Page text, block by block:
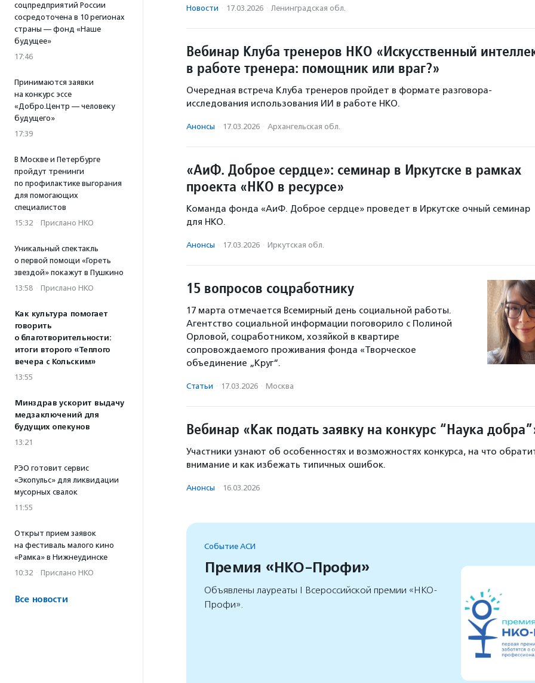
соцпредприятий России
сосредоточена в 10 регионах
страны — фонд «Наше
будущее»
17:46
Принимаются заявки
на конкурс эссе
«Добро.Центр — человеку
будущего»
17:39
В Москве и Петербурге
пройдут тренинги
по профилактике выгорания
для помогающих
специалистов
15:32 · Прислано НКО
Уникальный спектакль
о первой помощи «Гореть
звездой» покажут в Пушкино
13:58 · Прислано НКО
Как культура помогает
говорить
о благотворительности:
итоги второго «Теплого
вечера с Кольским»
13:55
Минздрав ускорит выдачу
медзаключений для
будущих опекунов
13:21
РЭО готовит сервис
«Экопульс» для ликвидации
мусорных свалок
11:55
Открыт прием заявок
на фестиваль малого кино
«Рамка» в Нижнеудинске
10:32 · Прислано НКО
Все новости
Новости · 17.03.2026 · Ленинградская обл.
Вебинар Клуба тренеров НКО «Искусственный
в работе тренера: помощник или враг?»
Очередная встреча Клуба тренеров пройдет в формате разговора-
исследования использования ИИ в работе НКО.
Анонсы · 17.03.2026 · Архангельская обл.
«АиФ. Доброе сердце»: семинар в Иркутске в рамках
проекта «НКО в ресурсе»
Команда фонда «АиФ. Доброе сердце» проведет в Иркутске очный семинар
для НКО.
Анонсы · 17.03.2026 · Иркутская обл.
15 вопросов соцработнику
17 марта отмечается Всемирный день социальной работы.
Агентство социальной информации поговорило с Полиной
Орловой, соцработником, хозяйкой в квартире
сопровождаемого проживания фонда «Творческое
объединение „Круг“.
Статьи · 17.03.2026 · Москва
Вебинар «Как подать заявку на конкурс “‎Наука
Участники узнают об особенностях и возможностях конкурса, на что
внимание и как избежать типичных ошибок.
Анонсы · 16.03.2026
Событие АСИ
Премия «НКО-Профи»
Объявлены лауреаты I Всероссийской премии «НКО-
Профи».